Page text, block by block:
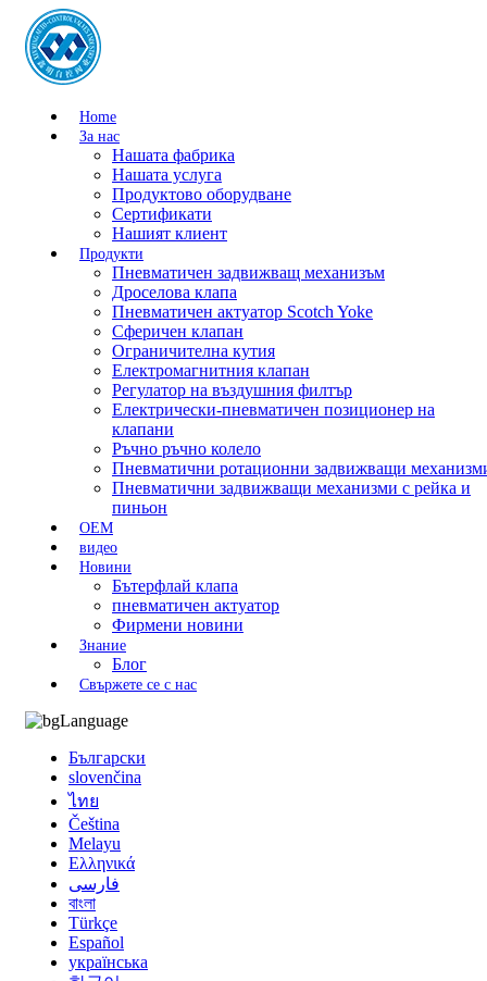
Home
За нас
Нашата фабрика
Нашата услуга
Продуктово оборудване
Сертификати
Нашият клиент
Продукти
Пневматичен задвижващ механизъм
Дроселова клапа
Пневматичен актуатор Scotch Yoke
Сферичен клапан
Ограничителна кутия
Електромагнитния клапан
Регулатор на въздушния филтър
Електрически-пневматичен позиционер на
клапани
Ръчно ръчно колело
Пневматични ротационни задвижващи
Пневматични задвижващи механизми с рейка и
пиньон
OEM
видео
Новини
Бътерфлай клапа
пневматичен актуатор
Фирмени новини
Знание
Блог
Свържете се с нас
Language
Български
slovenčina
ไทย
Čeština
Melayu
Ελληνικά
فارسی
বাংলা
Türkçe
Español
українська